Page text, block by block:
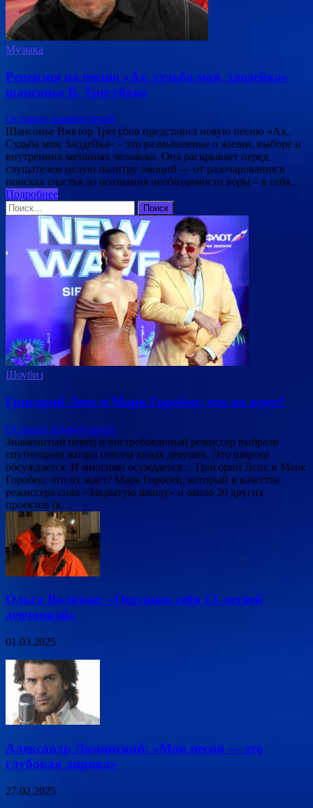
Музыка
Рецензия на песню «Ах, судьба моя, злодейка»
шансонье В. Трегубова
Оставьте комментарий
Шансонье Виктор Трегубов представил новую песню «Ах,
Судьба моя, Злодейка» – это размышление о жизни, выборе и
внутренних метаниях человека. Она раскрывает перед
слушателем целую палитру эмоций — от разочарования в
поисках счастья до осознания необходимости веры – в себя…
Подробнее
Найти:
Шоубиз
Григорий Лепс и Марк Горобец: что их ждет?
Оставьте комментарий
Знаменитый певец и востребованный режиссер выбрали
спутницами жизни совсем юных девушек. Это широко
обсуждается. И многими осуждается… Григорий Лепс и Марк
Горобец: что их ждет? Марк Горобец, который в качестве
режиссера снял «Закрытую школу» и около 20 других
проектов (в…
Ольга Волкова: «Ощущаю себя 13-летней
девчонкой»
01.03.2025
Александр Ломинский: «Мои песни — это
глубокая лирика»
27.02.2025